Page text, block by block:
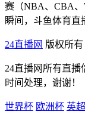
赛（NBA、CBA
瞬间，斗鱼体育直
24直播网 版权所有
24直播网所有直
时间处理，谢谢！
世界杯 欧洲杯 英超